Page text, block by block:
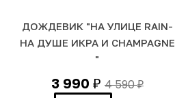
ДОЖДЕВИК "НА УЛИЦЕ RAIN-
НА ДУШЕ ИКРА И CHAMPAGNE
"
3 990 ₽ 4 590₽